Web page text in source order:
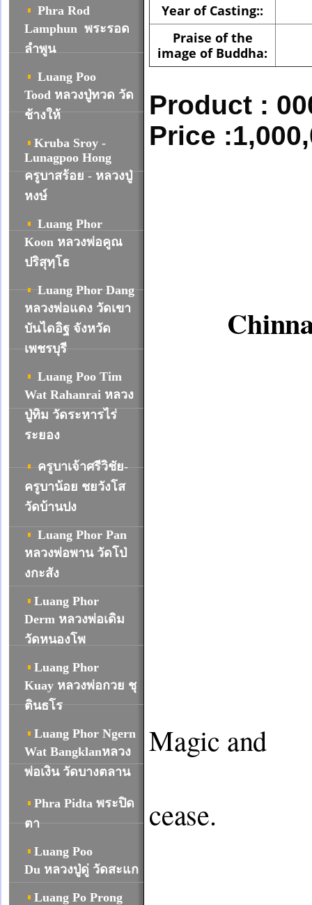
Phra Rod
Lamphun พระรอด
ลำพูน
Luang Poo
Tood หลวงปู่ทวด วัด
ช้างให้
Kruba Sroy -
Lunagpoo Hong
ครูบาสร้อย - หลวงปู่
หงษ์
Luang Phor
Koon หลวงพ่อคูณ
ปริสุทฺโธ
Luang Phor Dang
หลวงพ่อแดง วัดเขา
บันไดอิฐ จังหวัด
เพชรบุรี
Luang Poo Tim
Wat Rahanrai หลวง
ปู่ทิม วัดระหารไร่
ระยอง
ครูบาเจ้าศรีวิชัย-
ครูบาน้อย ชยวังโส
วัดบ้านปง
Luang Phor Pan
หลวงพ่อพาน วัดโป่
งกะสัง
Luang Phor
Derm หลวงพ่อเดิม
วัดหนองโพ
Luang Phor
Kuay หลวงพ่อกวย ชุ
ตินธโร
Luang Phor Ngern
Wat Bangklanหลวง
พ่อเงิน วัดบางตลาน
Phra Pidta พระปิด
ตา
Luang Poo
Du หลวงปู่ดู่ วัดสะแก
Luang Po Prong
Year of Casting::
Praise of the
image of Buddha:
Product :
Price
Magic and
cease.